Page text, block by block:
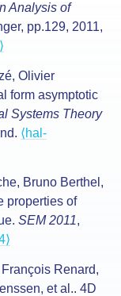
Analysis of
pp.129, 2011,
Olivier
form asymptotic
Systems Theory
⟨hal-
Bruno Berthel,
properties of
SEM 2011,
Renard,
et al.. 4D